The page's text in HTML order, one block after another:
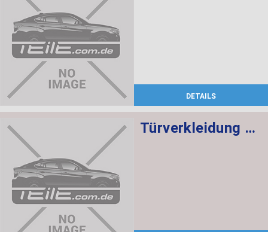
DETAILS
Türverkleidung Leder vorn links SCHWARZ/ROT